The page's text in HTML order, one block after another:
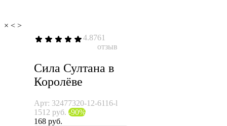
× < >
4.8761
отзыв
Сила Султана в
Королёве
Арт: 32477320-12-6116-l
1512 руб. -90%
168 руб.